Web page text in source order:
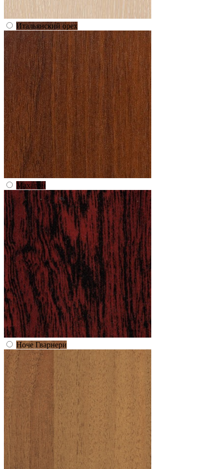
Итальянский орех
Махагон
Ноче Гварнери